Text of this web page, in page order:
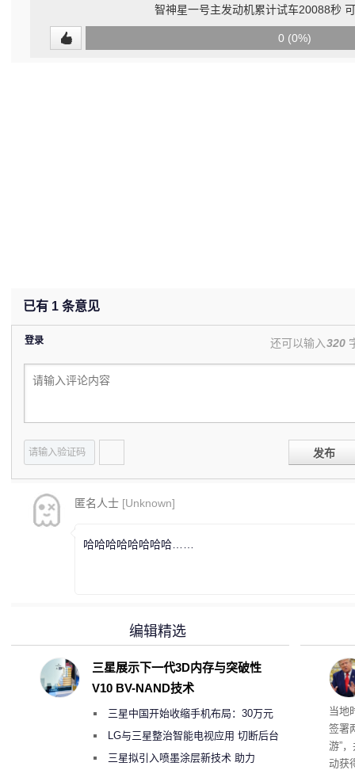
智神星一号主发动机累计试车20088秒
0 (0%)
已有 1 条意见
登录 还可以输入320
发布
匿名人士 [Unknown]
哈哈哈哈哈哈哈哈……
育
当地
签署
游”
动获
编辑精选
三星展示下一代3D内存与突破性
V10 BV-NAND技术
三星中国开始收缩手机布局：30万元
月销售额不达标门店 将被逐步清退
LG与三星整治智能电视应用 切断后台
偷偷共享带宽的违规行为
三星拟引入喷墨涂层新技术 助力